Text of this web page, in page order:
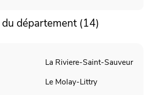
département (14)
La Riviere-Saint-Sauveur
Le Molay-Littry